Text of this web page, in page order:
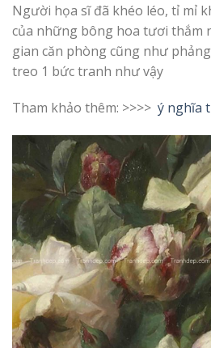
Người họa sĩ đã khéo léo, tỉ mỉ
của những bông hoa tươi thắm
gian căn phòng cũng như
treo 1 bức tranh như vậy
Tham khảo thêm: >>>> ý nghĩa